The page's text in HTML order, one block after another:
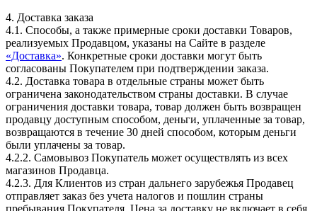
4. Доставка заказа
4.1. Способы, а также примерные сроки доставки Товаров,
реализуемых Продавцом, указаны на Сайте в разделе
«Доставка». Конкретные сроки доставки могут быть
согласованы Покупателем при подтверждении заказа.
4.2. Доставка товара в отдельные страны может быть
ограничена законодательством страны доставки. В случае
ограничения доставки товара, товар должен быть возвращен
продавцу доступным способом, деньги, уплаченные за товар,
возвращаются в течение 30 дней способом, которым деньги
были уплачены за товар.
4.2.2. Самовывоз Покупатель может осуществлять из всех
магазинов Продавца.
4.2.3. Для Клиентов из стран дальнего зарубежья Продавец
отправляет заказ без учета налогов и пошлин страны
пребывания Покупателя. Цена за доставку не включает в себя